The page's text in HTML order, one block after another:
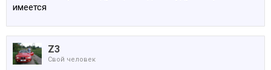
имеется
Z3
Свой человек